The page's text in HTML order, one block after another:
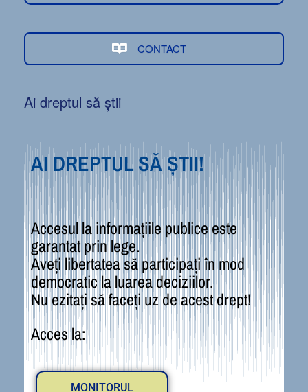
CONTACT
Ai dreptul să știi
AI DREPTUL SĂ ȘTII!
Accesul la informațiile publice este
garantat prin lege.
Aveți libertatea să participați în mod
democratic la luarea deciziilor.
Nu ezitați să faceți uz de acest drept!
Acces la:
MONITORUL